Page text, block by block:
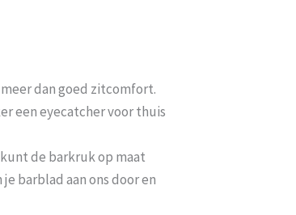
dan goed zitcomfort.
een eyecatcher voor thuis
de barkruk op maat
barblad aan ons door en